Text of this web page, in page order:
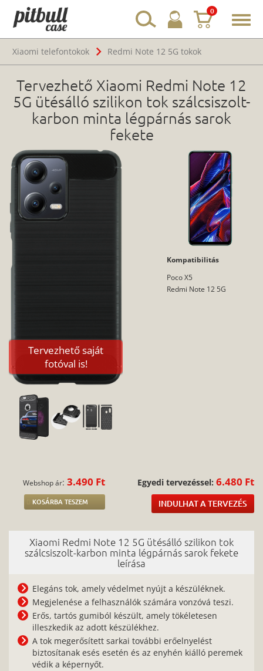
0
Xiaomi telefontokok
Redmi Note 12 5G tokok
Tervezhető Xiaomi Redmi Note 12
5G ütésálló szilikon tok szálcsiszolt-
karbon minta légpárnás sarok
fekete
Tervezhető saját
fotóval is!
Kompatibilitás
Poco X5
Redmi Note 12 5G
Webshop ár:3.490 Ft
KOSÁRBA TESZEM
Egyedi tervezéssel: 6.480 Ft
INDULHAT A TERVEZÉS
Xiaomi Redmi Note 12 5G ütésálló szilikon tok
szálcsiszolt-karbon minta légpárnás sarok fekete
leírása
Elegáns tok, amely védelmet nyújt a készüléknek.
Megjelenése a felhasználók számára vonzóvá teszi.
Erős, tartós gumiból készült, amely tökéletesen
illeszkedik az adott készülékhez.
A tok megerősített sarkai további erőelnyelést
biztosítanak esés esetén és az enyhén kiálló peremek
védik a képernyőt.